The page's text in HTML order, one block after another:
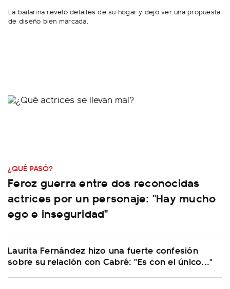
La bailarina reveló detalles de su hogar y dejó ver una propuesta
de diseño bien marcada.
¿QUÉ PASÓ?
Feroz guerra entre dos reconocidas
actrices por un personaje: "Hay mucho
ego e inseguridad"
Laurita Fernández hizo una fuerte confesión
sobre su relación con Cabré: "Es con el único..."